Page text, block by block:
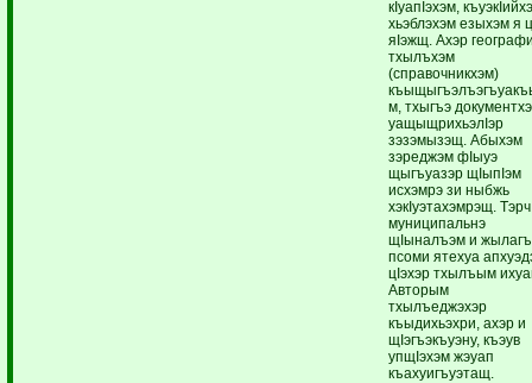
кIуапIэхэм,
хьэблэхэм езыхэм я
яIэжщ. Ахэр
тхылъхэм
(справочникхэм)
м, тхыгъэ
уащыщрихьэлIэр
зэзэмызэщ. Абыхэм
зэреджэм фIыуэ
щыгъуазэр щIыпIэм
исхэмрэ зи ныбжь
хэкIуэтахэмрэщ. Тэрч
муниципальнэ
щIыналъэм и
псоми ятехуа
цIэхэр тхылъым
Авторым
тхылъеджэхэр
къыдихьэхри, ахэр и
щIэгъэкъуэну, къэув
упщIэхэм жэуап
къахуигъуэтащ.